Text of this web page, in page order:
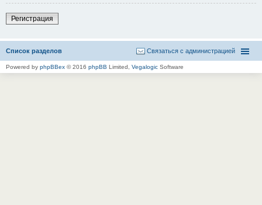
Регистрация
Список разделов Связаться с администрацией
Powered by phpBBex © 2016 phpBB Limited, Vegalogic Software